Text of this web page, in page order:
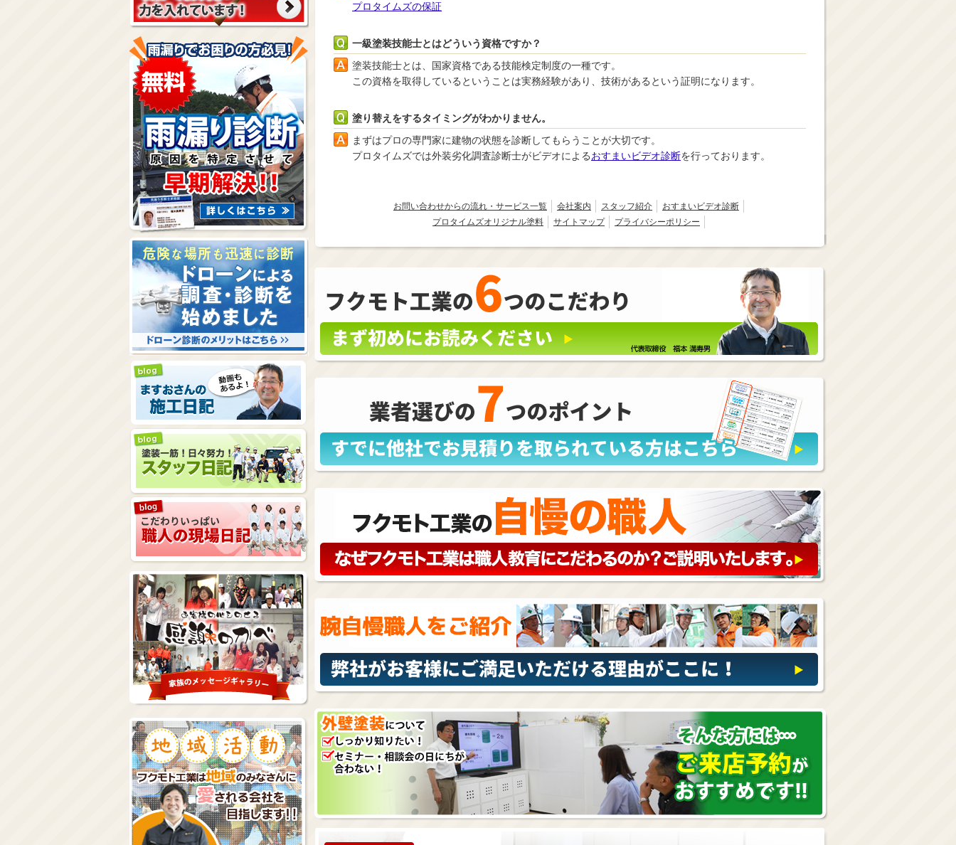
プロタイムズの保証
一級塗装技能士とはどういう資格ですか？
塗装技能士とは、国家資格である技能検定制度の一種です。
この資格を取得しているということは実務経験があり、技術があるという証明になります。
塗り替えをするタイミングがわかりません。
まずはプロの専門家に建物の状態を診断してもらうことが大切です。
プロタイムズでは外装劣化調査診断士がビデオによるおすまいビデオ診断を行っております。
お問い合わせからの流れ・サービス一覧 会社案内 スタッフ紹介
おすまいビデオ診断
プロタイムズオリジナル塗料
サイトマップ プライバシーポリシー